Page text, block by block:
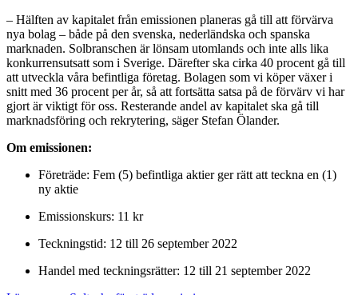
– Hälften av kapitalet från emissionen planeras gå till att förvärva
nya bolag – både på den svenska, nederländska och spanska
marknaden. Solbranschen är lönsam utomlands och inte alls lika
konkurrensutsatt som i Sverige. Därefter ska cirka 40 procent gå till
att utveckla våra befintliga företag. Bolagen som vi köper växer i
snitt med 36 procent per år, så att fortsätta satsa på de förvärv vi har
gjort är viktigt för oss. Resterande andel av kapitalet ska gå till
marknadsföring och rekrytering, säger Stefan Ölander.
Om emissionen:
Företräde: Fem (5) befintliga aktier ger rätt att teckna en (1)
ny aktie
Emissionskurs: 11 kr
Teckningstid: 12 till 26 september 2022
Handel med teckningsrätter: 12 till 21 september 2022